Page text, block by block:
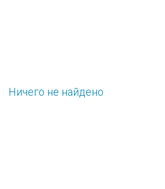
Ничего не найдено